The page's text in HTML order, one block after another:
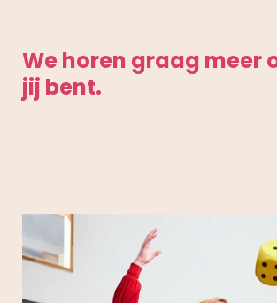
We horen graag meer
jij bent.